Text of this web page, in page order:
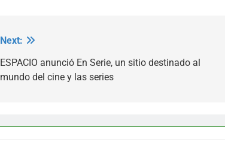
Next:
ESPACIO anunció En Serie, un sitio destinado al
mundo del cine y las series